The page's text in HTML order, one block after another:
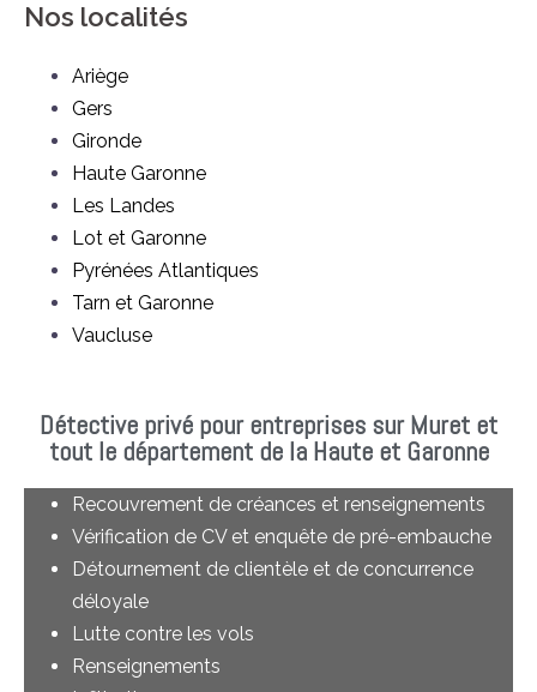
Nos localités
Ariège
Gers
Gironde
Haute Garonne
Les Landes
Lot et Garonne
Pyrénées Atlantiques
Tarn et Garonne
Vaucluse
Détective privé pour entreprises sur Muret et
tout le département de la Haute et Garonne
Recouvrement de créances et renseignements
Vérification de CV et enquête de pré-embauche
Détournement de clientèle et de concurrence
déloyale
Lutte contre les vols
Renseignements